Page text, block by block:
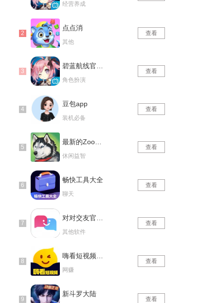
经营养成
点点消
其他
查看
角色扮演
查看
豆包app
装机必备
查看
休闲益智
查看
畅快工具大全
聊天
查看
其他软件
查看
网赚
查看
新斗罗大陆
查看